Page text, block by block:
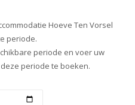
Hoeve Ten Vorsel
periode.
periode en voer uw
periode te boeken.